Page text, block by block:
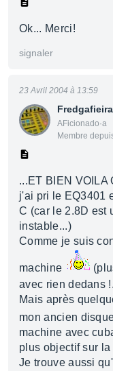
Ok... Merci!
signaler
Fredgafieira
AFicionado·a
Membre
23 Avril 2004 à 13:59
...ET BIEN VOILA
j'ai pri le EQ3401
C (car le 2.8D est
instable...)
Comme je suis
machine
avec rien dedans
Mais après
mon ancien
machine avec
plus objectif sur la
Je trouve aussi